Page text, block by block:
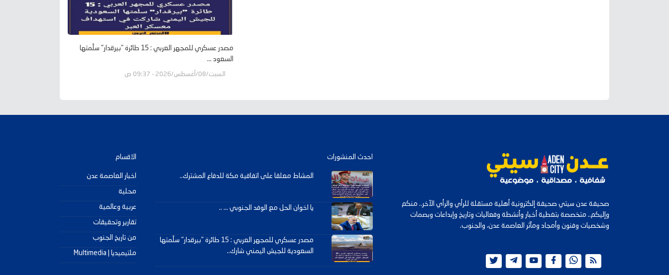
مصدر عسكري للمجهر العربي : 15 طائرة "بيرقدار" سلّمتها
السعود ...
السبت/08/أغسطس/2026 - 09:37 ص
صحيفة عدن سيتي صحيفة إلكترونية أهلية مستقلة للرأي والرأي الآخر.. منكم
وإليكم.. متخصصة بتغطية أخبار وأنشطة وفعاليات وتاريخ وإبداعات وبصمات
وشخصيات وفنون وأمجاد ومآثر العاصمة عدن، والجنوب.
احدث المنشورات
المشاط معلقا على اتفاقية مكة للدفاع المشترك..
يا اخوان الحل مع الوفد الجنوبي ... ..
مصدر عسكري للمجهر العربي : 15 طائرة "بيرقدار" سلّمتها
السعودية للجيش اليمني شارك..
الاقسام
اخبار العاصمة عدن
محلية
عربية وعالمية
تقارير وتحقيقات
من تاريخ الجنوب
ملتيميديا | Multimedia